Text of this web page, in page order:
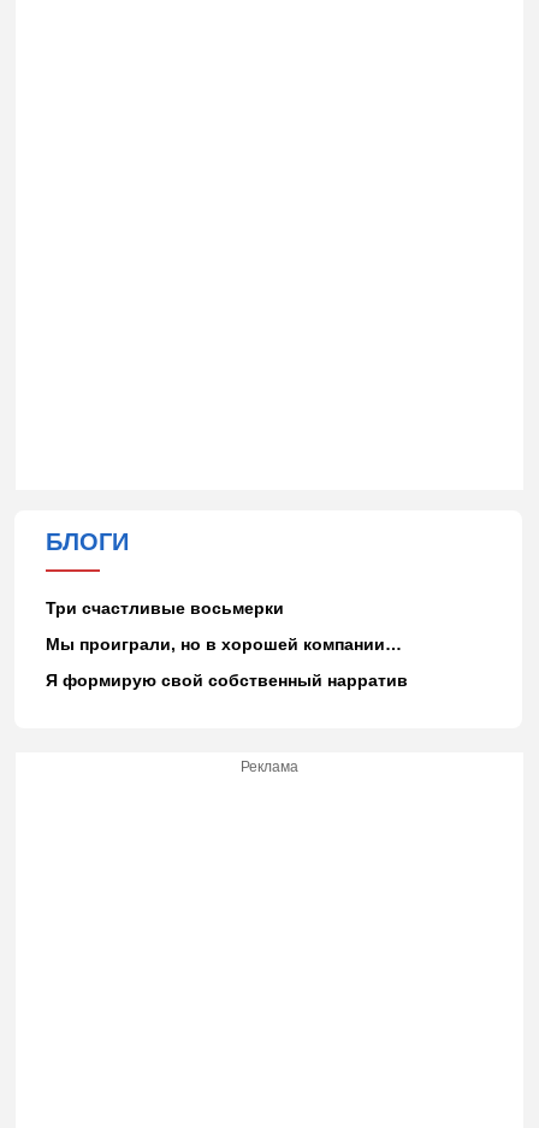
БЛОГИ
Три счастливые восьмерки
Мы проиграли, но в хорошей компании…
Я формирую свой собственный нарратив
Реклама